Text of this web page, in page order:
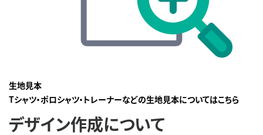
生地見本
Tシャツ・ポロシャツ・トレーナーなどの生地見本についてはこちら
デザイン作成について